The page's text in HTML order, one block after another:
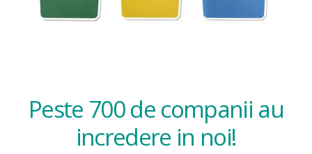
Peste 700 de companii au
incredere in noi!